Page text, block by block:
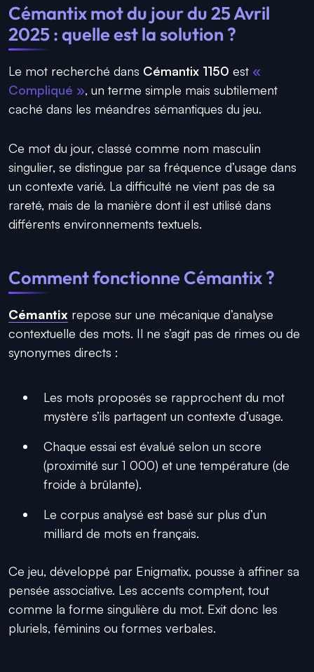
Cémantix mot du jour du 25 Avril
2025 : quelle est la solution ?
Le mot recherché dans Cémantix 1150 est «
Compliqué », un terme simple mais subtilement
caché dans les méandres sémantiques du jeu.
Ce mot du jour, classé comme nom masculin
singulier, se distingue par sa fréquence d’usage dans
un contexte varié. La difficulté ne vient pas de sa
rareté, mais de la manière dont il est utilisé dans
différents environnements textuels.
Comment fonctionne Cémantix ?
Cémantix repose sur une mécanique d’analyse
contextuelle des mots. Il ne s’agit pas de rimes ou de
synonymes directs :
Les mots proposés se rapprochent du mot
mystère s’ils partagent un contexte d’usage.
Chaque essai est évalué selon un score
(proximité sur 1 000) et une température (de
froide à brûlante).
Le corpus analysé est basé sur plus d’un
milliard de mots en français.
Ce jeu, développé par Enigmatix, pousse à affiner sa
pensée associative. Les accents comptent, tout
comme la forme singulière du mot. Exit donc les
pluriels, féminins ou formes verbales.